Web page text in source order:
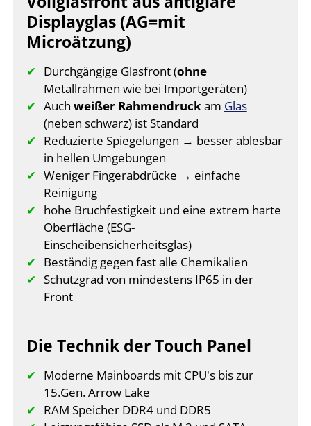
Displayglas (AG=mit
Microätzung)
Durchgängige Glasfront (ohne
Metallrahmen wie bei Importgeräten)
Auch weißer Rahmendruckam Glas
(neben schwarz) ist Standard
Reduzierte Spiegelungen → besser ablesbar
in hellen Umgebungen
Weniger Fingerabdrücke → einfache
Reinigung
hohe Bruchfestigkeit und eine extrem harte
Oberfläche (ESG-
Einscheibensicherheitsglas)
Beständig gegen fast alle Chemikalien
Schutzgrad von mindestens IP65 in der
Front
Die Technik der Touch Panel
Moderne Mainboards mit CPU's bis zur
15.Gen. Arrow Lake
RAM Speicher DDR4 und DDR5